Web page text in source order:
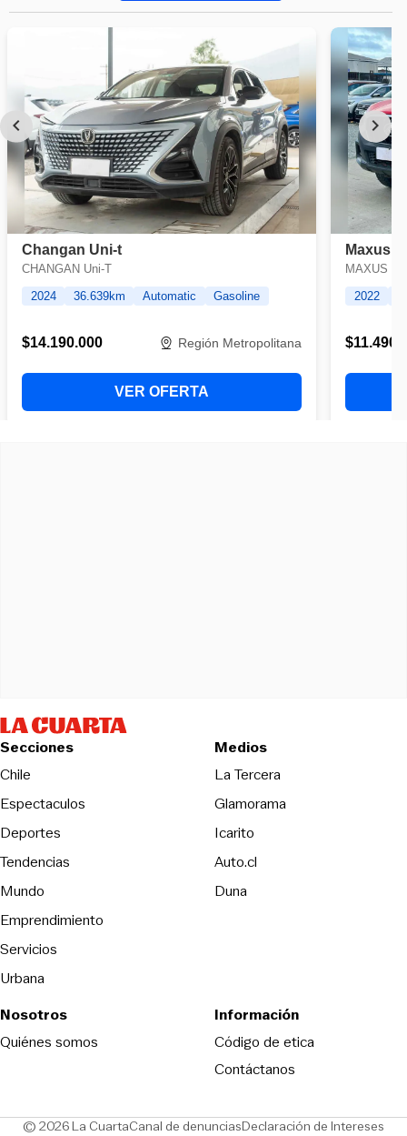
Secciones
Chile
Espectaculos
Deportes
Tendencias
Mundo
Emprendimiento
Servicios
Urbana
Medios
La TerceraOpens in new
Glamorama
Icarito
Auto.cl
DunaOpens in new window
Nosotros
Quiénes somos
Información
Código de eticaOpens in new
Contáctanos
© 2026 La CuartaCanal de denunciasOpens in new window
Declaración de Intereses